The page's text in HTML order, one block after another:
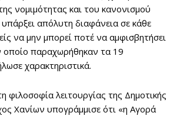
νομιμότητας και του κανονισμού
απόλυτη διαφάνεια σε κάθε
να μην μπορεί ποτέ να αμφισβητήσει
οποίο παραχωρήθηκαν τα 19
χαρακτηριστικά.
φιλοσοφία λειτουργίας της Δημοτικής
Χανίων υπογράμμισε ότι «η Αγορά